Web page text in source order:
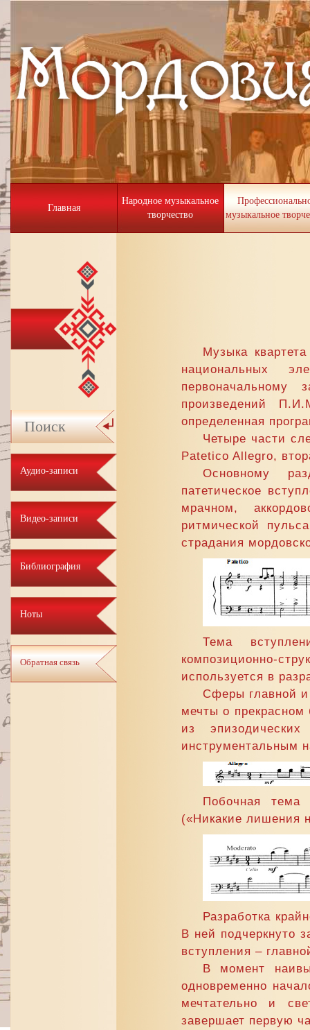
Главная
Народное музыкальное
творчество
музыкальное
Аудио-записи
Видео-записи
Библиография
Ноты
Обратная связь
Музыка
национальных
первоначальному
произведений
определенная
Четыре части
Patetico Allegro,
Основному
патетическое
мрачном,
ритмической
страдания
Тема
композиционно-
используется в
Сферы главной и
мечты о
из
инструментальным
Побочная
(«Никакие лишения
Разработка
В ней подчеркнуто
вступления –
В момент
одновременно
мечтательно и
завершает первую